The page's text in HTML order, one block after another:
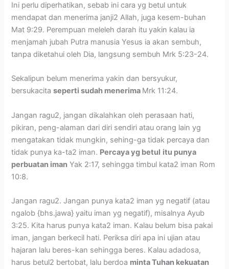
Ini perlu diperhatikan, sebab ini cara yg betul untuk
mendapat dan menerima janji2 Allah, juga kesem-buhan
Mat 9:29. Perempuan meleleh darah itu yakin kalau ia
menjamah jubah Putra manusia Yesus ia akan sembuh,
tanpa diketahui oleh Dia, langsung sembuh Mrk 5:23-24.
Sekalipun belum menerima yakin dan bersyukur,
bersukacitaseperti sudah menerima Mrk 11:24.
Jangan ragu2, jangan dikalahkan oleh perasaan hati,
pikiran, peng-alaman dari diri sendiri atau orang lain yg
mengatakan tidak mungkin, sehing-ga tidak percaya dan
tidak punya ka-ta2 iman. Percaya yg betul itu punya
perbuatan iman Yak 2:17, sehingga timbul kata2 iman Rom
10:8.
Jangan ragu2. Jangan punya kata2 iman yg negatif (atau
ngalob {bhs.jawa} yaitu iman yg negatif), misalnya Ayub
3:25. Kita harus punya kata2 iman. Kalau belum bisa pakai
iman, jangan berkecil hati. Periksa diri apa ini ujian atau
hajaran lalu beres-kan sehingga beres. Kalau adadosa,
harus betul2 bertobat, lalu berdoa minta Tuhan kekuatan